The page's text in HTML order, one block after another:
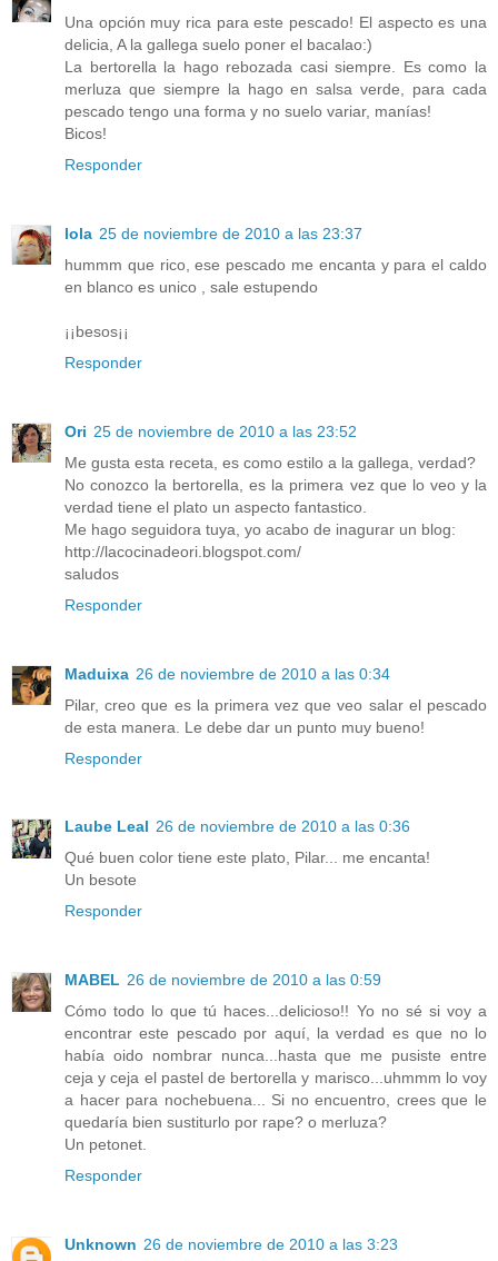
Una opción muy rica para este pescado! El aspecto es una
delicia, A la gallega suelo poner el bacalao:)
La bertorella la hago rebozada casi siempre. Es como la
merluza que siempre la hago en salsa verde, para cada
pescado tengo una forma y no suelo variar, manías!
Bicos!
Responder
lola 25 de noviembre de 2010 a las 23:37
hummm que rico, ese pescado me encanta y para el caldo
en blanco es unico , sale estupendo
¡¡besos¡¡
Responder
Ori 25 de noviembre de 2010 a las 23:52
Me gusta esta receta, es como estilo a la gallega, verdad?
No conozco la bertorella, es la primera vez que lo veo y la
verdad tiene el plato un aspecto fantastico.
Me hago seguidora tuya, yo acabo de inagurar un blog:
http://lacocinadeori.blogspot.com/
saludos
Responder
Maduixa 26 de noviembre de 2010 a las 0:34
Pilar, creo que es la primera vez que veo salar el pescado
de esta manera. Le debe dar un punto muy bueno!
Responder
Laube Leal 26 de noviembre de 2010 a las 0:36
Qué buen color tiene este plato, Pilar... me encanta!
Un besote
Responder
MABEL 26 de noviembre de 2010 a las 0:59
Cómo todo lo que tú haces...delicioso!! Yo no sé si voy a
encontrar este pescado por aquí, la verdad es que no lo
había oido nombrar nunca...hasta que me pusiste entre
ceja y ceja el pastel de bertorella y marisco...uhmmm lo voy
a hacer para nochebuena... Si no encuentro, crees que le
quedaría bien sustiturlo por rape? o merluza?
Un petonet.
Responder
Unknown 26 de noviembre de 2010 a las 3:23